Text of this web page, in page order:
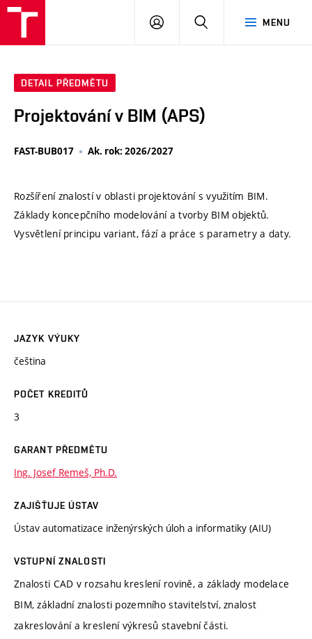
MENU
PŘIHLÁSIT
DETAIL PŘEDMĚTU
Projektování v BIM (APS)
FAST-BUB017 Ak. rok: 2026/2027
Rozšíření znalostí v oblasti projektování s využitím BIM.
Základy koncepčního modelování a tvorby BIM objektů.
Vysvětlení principu variant, fází a práce s parametry a daty.
JAZYK VÝUKY
čeština
POČET KREDITŮ
3
GARANT PŘEDMĚTU
Ing. Josef Remeš, Ph.D.
ZAJIŠŤUJE ÚSTAV
Ústav automatizace inženýrských úloh a informatiky (AIU)
VSTUPNÍ ZNALOSTI
Znalosti CAD v rozsahu kreslení rovině, a základy modelace
BIM, základní znalosti pozemního stavitelství, znalost
zakreslování a kreslení výkresů stavební části.